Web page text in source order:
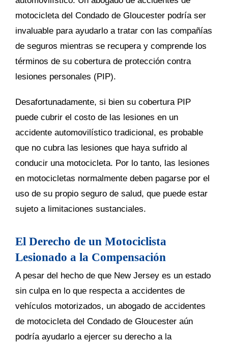
motocicleta del Condado de Gloucester podría ser
invaluable para ayudarlo a tratar con las compañías
de seguros mientras se recupera y comprende los
términos de su cobertura de protección contra
lesiones personales (PIP).
Desafortunadamente, si bien su cobertura PIP
puede cubrir el costo de las lesiones en un
accidente automovilístico tradicional, es probable
que no cubra las lesiones que haya sufrido al
conducir una motocicleta. Por lo tanto, las lesiones
en motocicletas normalmente deben pagarse por el
uso de su propio seguro de salud, que puede estar
sujeto a limitaciones sustanciales.
El Derecho de un Motociclista
Lesionado a la Compensación
A pesar del hecho de que New Jersey es un estado
sin culpa en lo que respecta a accidentes de
vehículos motorizados, un abogado de accidentes
de motocicleta del Condado de Gloucester aún
podría ayudarlo a ejercer su derecho a la